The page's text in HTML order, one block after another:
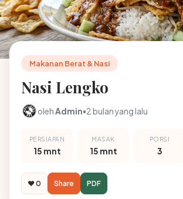
Makanan Berat & Nasi
Nasi Lengko
olehAdmin•2 bulan yang lalu
PERSIAPAN
15 mnt
MASAK
15 mnt
PORSI
3
❤️ 0 Share PDF